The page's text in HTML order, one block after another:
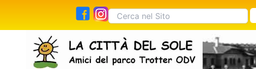
contenuto
Cerca: